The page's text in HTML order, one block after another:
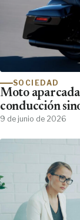
SOCIEDAD
Moto
conducción
9 de junio de 2026